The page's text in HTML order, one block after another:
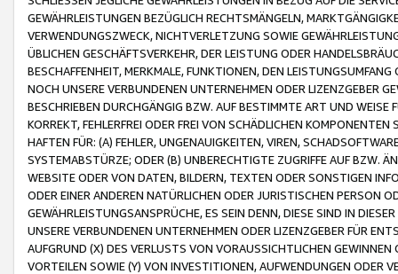
GEWÄHRLEISTUNGEN BEZÜGLICH RECHTSMÄNGELN,
VERWENDUNGSZWECK, NICHTVERLETZUNG SOWIE
ÜBLICHEN GESCHÄFTSVERKEHR, DER LEISTUNG ODER
BESCHAFFENHEIT, MERKMALE, FUNKTIONEN, DEN
NOCH UNSERE VERBUNDENEN UNTERNEHMEN ODER LIZENZGEBER
BESCHRIEBEN DURCHGÄNGIG BZW. AUF BESTIMMTE ART UND
KORREKT, FEHLERFREI ODER FREI VON SCHÄDLICHEN
HAFTEN FÜR: (A) FEHLER, UNGENAUIGKEITEN, VIREN,
SYSTEMABSTÜRZE; ODER (B) UNBERECHTIGTE ZUGRIFFE AUF BZW.
WEBSITE ODER VON DATEN, BILDERN, TEXTEN ODER SONSTIGEN
ODER EINER ANDEREN NATÜRLICHEN ODER JURISTISCHEN PERSON
GEWÄHRLEISTUNGSANSPRÜCHE, ES SEIN DENN, DIESE SIND IN
UNSERE VERBUNDENEN UNTERNEHMEN ODER LIZENZGEBER FÜR
AUFGRUND (X) DES VERLUSTS VON VORAUSSICHTLICHEN
VORTEILEN SOWIE (Y) VON INVESTITIONEN, AUFWENDUNGEN ODER